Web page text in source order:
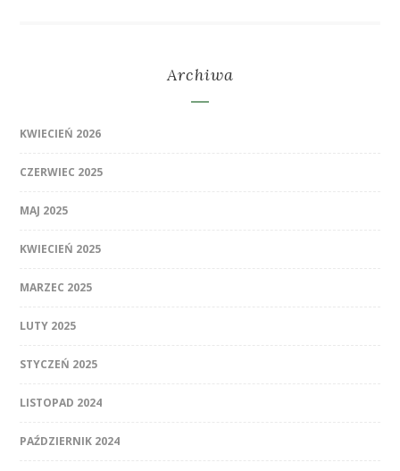
Archiwa
KWIECIEŃ 2026
CZERWIEC 2025
MAJ 2025
KWIECIEŃ 2025
MARZEC 2025
LUTY 2025
STYCZEŃ 2025
LISTOPAD 2024
PAŹDZIERNIK 2024